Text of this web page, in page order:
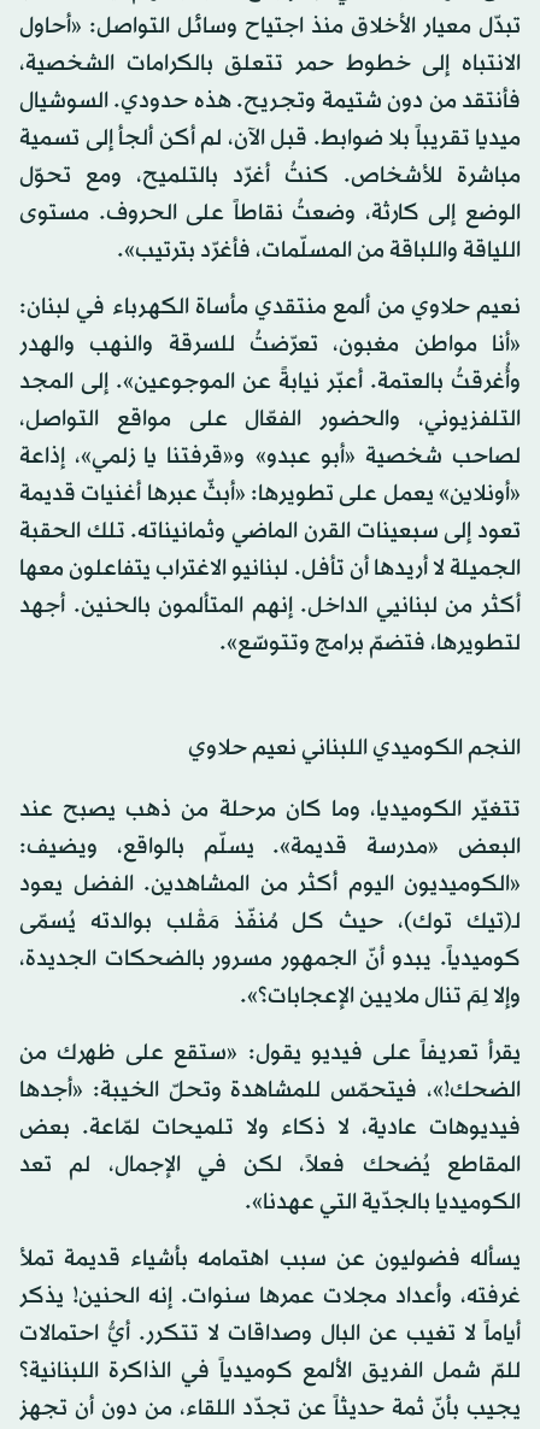
تبدّل معيار الأخلاق منذ اجتياح وسائل التواصل: «أحاول
الانتباه إلى خطوط حمر تتعلق بالكرامات الشخصية،
فأنتقد من دون شتيمة وتجريح. هذه حدودي. السوشيال
ميديا تقريباً بلا ضوابط. قبل الآن، لم أكن ألجأ إلى تسمية
مباشرة للأشخاص. كنتُ أغرّد بالتلميح، ومع تحوّل
الوضع إلى كارثة، وضعتُ نقاطاً على الحروف. مستوى
اللياقة واللباقة من المسلّمات، فأغرّد بترتيب».
نعيم حلاوي من ألمع منتقدي مأساة الكهرباء في لبنان:
«أنا مواطن مغبون، تعرّضتُ للسرقة والنهب والهدر
وأُغرقتُ بالعتمة. أعبّر نيابةً عن الموجوعين». إلى المجد
التلفزيوني، والحضور الفعّال على مواقع التواصل،
لصاحب شخصية «أبو عبدو» و«قرفتنا يا زلمي»، إذاعة
«أونلاين» يعمل على تطويرها: «أبثّ عبرها أغنيات قديمة
تعود إلى سبعينات القرن الماضي وثمانيناته. تلك الحقبة
الجميلة لا أريدها أن تأفل. لبنانيو الاغتراب يتفاعلون معها
أكثر من لبنانيي الداخل. إنهم المتألمون بالحنين. أجهد
لتطويرها، فتضمّ برامج وتتوسّع».
النجم الكوميدي اللبناني نعيم حلاوي
تتغيّر الكوميديا، وما كان مرحلة من ذهب يصبح عند
البعض «مدرسة قديمة». يسلّم بالواقع، ويضيف:
«الكوميديون اليوم أكثر من المشاهدين. الفضل يعود
لـ(تيك توك)، حيث كل مُنفّذ مَقْلب بوالدته يُسمّى
كوميدياً. يبدو أنّ الجمهور مسرور بالضحكات الجديدة،
وإلا لِمَ تنال ملايين الإعجابات؟».
يقرأ تعريفاً على فيديو يقول: «ستقع على ظهرك من
الضحك!»، فيتحمّس للمشاهدة وتحلّ الخيبة: «أجدها
فيديوهات عادية، لا ذكاء ولا تلميحات لمّاعة. بعض
المقاطع يُضحك فعلاً، لكن في الإجمال، لم تعد
الكوميديا بالجدّية التي عهدنا».
يسأله فضوليون عن سبب اهتمامه بأشياء قديمة تملأ
غرفته، وأعداد مجلات عمرها سنوات. إنه الحنين! يذكر
أياماً لا تغيب عن البال وصداقات لا تتكرر. أيُّ احتمالات
للمّ شمل الفريق الألمع كوميدياً في الذاكرة اللبنانية؟
يجيب بأنّ ثمة حديثاً عن تجدّد اللقاء، من دون أن تجهز